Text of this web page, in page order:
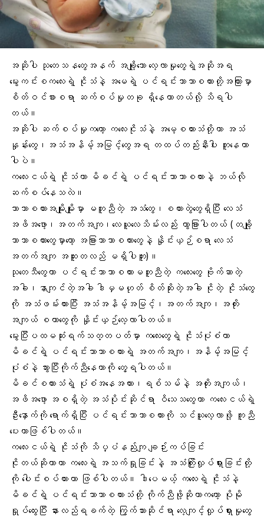
အဆိုပါ သုတေသနတွေအနက် အချို့သော လေ့လာမှုတွေရဲ့အဆိုအရ
မွေးကင်းစကလေးရဲ့ ငိုသံနဲ့ အမေရဲ့ ပင်ရင်းဘာသာစကားတို့အကြားမှာ
စိတ်ဝင်စားစရာ ဆက်စပ်မှုတခု ရှိနေတာတယ်လို့ သိရပါ
တယ်။
အဆိုပါ ဆက်စပ်မှုကတော့ ကလေးငိုသံနဲ့ အမေ့စကားသံတို့ဟာ အသံ
နှုန်းတွေ၊အသံအနိမ့်အမြင့်တွေအရ တထပ်တည်းနီးပါး တူနေတာ
ပါပဲ။
ကလေးငယ်ရဲ့ ငိုသံဟာ မိခင်ရဲ့ ပင်ရင်းဘာသာစကားနဲ့ ဘယ်လို
ဆက်စပ်နေသလဲ။
ဘာသာစကားအမျိုးမျိုးမှာ မတူညီတဲ့ အသံတွေ၊စကားတွဲတွေရှိပြီး လေသံ
အဖိအဖော့၊အတက်အကျ၊လေယူလေသိမ်းလည်း ကွာခြားပါတယ် (တချို့
ဘာသာစကားတွေမှာတော့ အခြားဘာသာစကားတွေနဲ့ နှိုင်းယှဉ်စရာ လေသံ
အတက်အကျ အထူးတလည် မရှိပါဘူး)။
သုတေသီတွေဟာ ပင်ရင်းဘာသာစကားမတူညီတဲ့ ကလေးတွေ ဗိုက်ဆာတဲ့
အခါ၊နာကျင်တဲ့အခါ ဒါမှမဟုတ် စိတ်ဆိုးတဲ့အခါ ငိုတဲ့ ငိုသံတွေ
ကို အသံဖမ်းထားပြီး အသံအနိမ့်အမြင့်၊အတက်အကျ၊အတိုး
အကျယ် စတာတွေကို နှိုင်းယှဉ်လေ့လာပါတယ်။
မွေးပြီးပထမဆုံးရက်သတ္တပတ်မှာ ကလေးတွေရဲ့ ငိုသံပုံစံဟာ
မိခင်ရဲ့ ပင်ရင်းဘာသာစကားရဲ့ အတက်အကျ၊အနိမ့်အမြင့်
ပုံစံနဲ့ သွားပြီးကိုက်ညီနေတာကို တွေ့ရပါတယ်။
မိခင်စကားသံရဲ့ ပုံစံအနေအထား၊ရစ်သမ်နဲ့ အတိုးအကျယ်၊
အဖိအဖော့ အစရှိတဲ့ အသံပိုင်းဆိုင်ရာ ဝိသေသတွေဟာ ကလေးငယ်ရဲ့
ဦးနှောက်ကို ရောက်ရှိပြီး ပင်ရင်းဘာသာစကားကို သင်ယူလေ့လာဖို့ ကူညီ
ပေးတာဖြစ်ပါတယ်။
ကလေးငယ်ရဲ့ ငိုသံကို သိပ္ပံနည်းကျ ချဉ်းကပ်ခြင်း
ငိုတယ်ဆိုတာဟာ ကလေးရဲ့ အသက်ရှုခြင်းနဲ့ အသံကြိုးလှုပ်ရှားခြင်းတို့
ကို ပေါင်းစပ်ထားတာ ဖြစ်ပါတယ်။ ဒါပေမယ့် ကလေးရဲ့ ငိုသံနဲ့
မိခင်ရဲ့ ပင်ရင်းဘာသာစကားသံတို့ ကိုက်ညီဖို့ဆိုတာကတော့ ပိုမို
ရှုပ်ထွေးပြီး နားလည်ရခက်တဲ့ ကြွက်သားဆိုင်ရာ လေ့ကျင့်လှုပ်ရှားမှုတွေ